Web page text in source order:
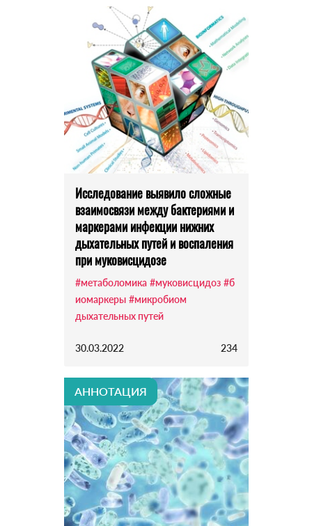
Исследование выявило сложные
взаимосвязи между бактериями и
маркерами инфекции нижних
дыхательных путей и воспаления
при муковисцидозе
#метаболомика #муковисцидоз #б
иомаркеры #микробиом
дыхательных путей
30.03.2022 234
АННОТАЦИЯ